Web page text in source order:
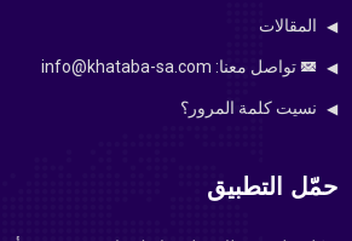
المقالات
تواصل معنا: info@khataba-sa.com
نسيت كلمة المرور؟
حمّل التطبيق